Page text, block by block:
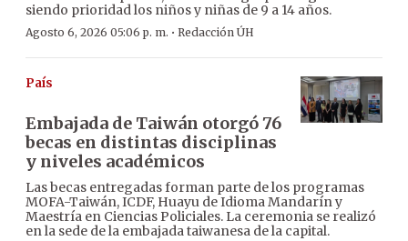
siendo prioridad los niños y niñas de 9 a 14 años.
Agosto 6, 2026 05:06 p. m. · Redacción ÚH
País
Embajada de Taiwán otorgó 76
becas en distintas disciplinas
y niveles académicos
Las becas entregadas forman parte de los programas
MOFA-Taiwán, ICDF, Huayu de Idioma Mandarín y
Maestría en Ciencias Policiales. La ceremonia se realizó
en la sede de la embajada taiwanesa de la capital.